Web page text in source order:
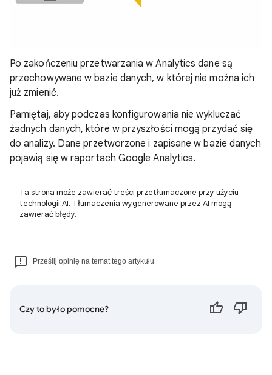
Po zakończeniu przetwarzania w Analytics dane są
przechowywane w bazie danych, w której nie można ich
już zmienić.
Pamiętaj, aby podczas konfigurowania nie wykluczać
żadnych danych, które w przyszłości mogą przydać się
do analizy. Dane przetworzone i zapisane w bazie danych
pojawią się w raportach Google Analytics.
Ta strona może zawierać treści przetłumaczone przy użyciu
technologii AI. Tłumaczenia wygenerowane przez AI mogą
zawierać błędy.
Prześlij opinię na temat tego artykułu
Czy to było pomocne?